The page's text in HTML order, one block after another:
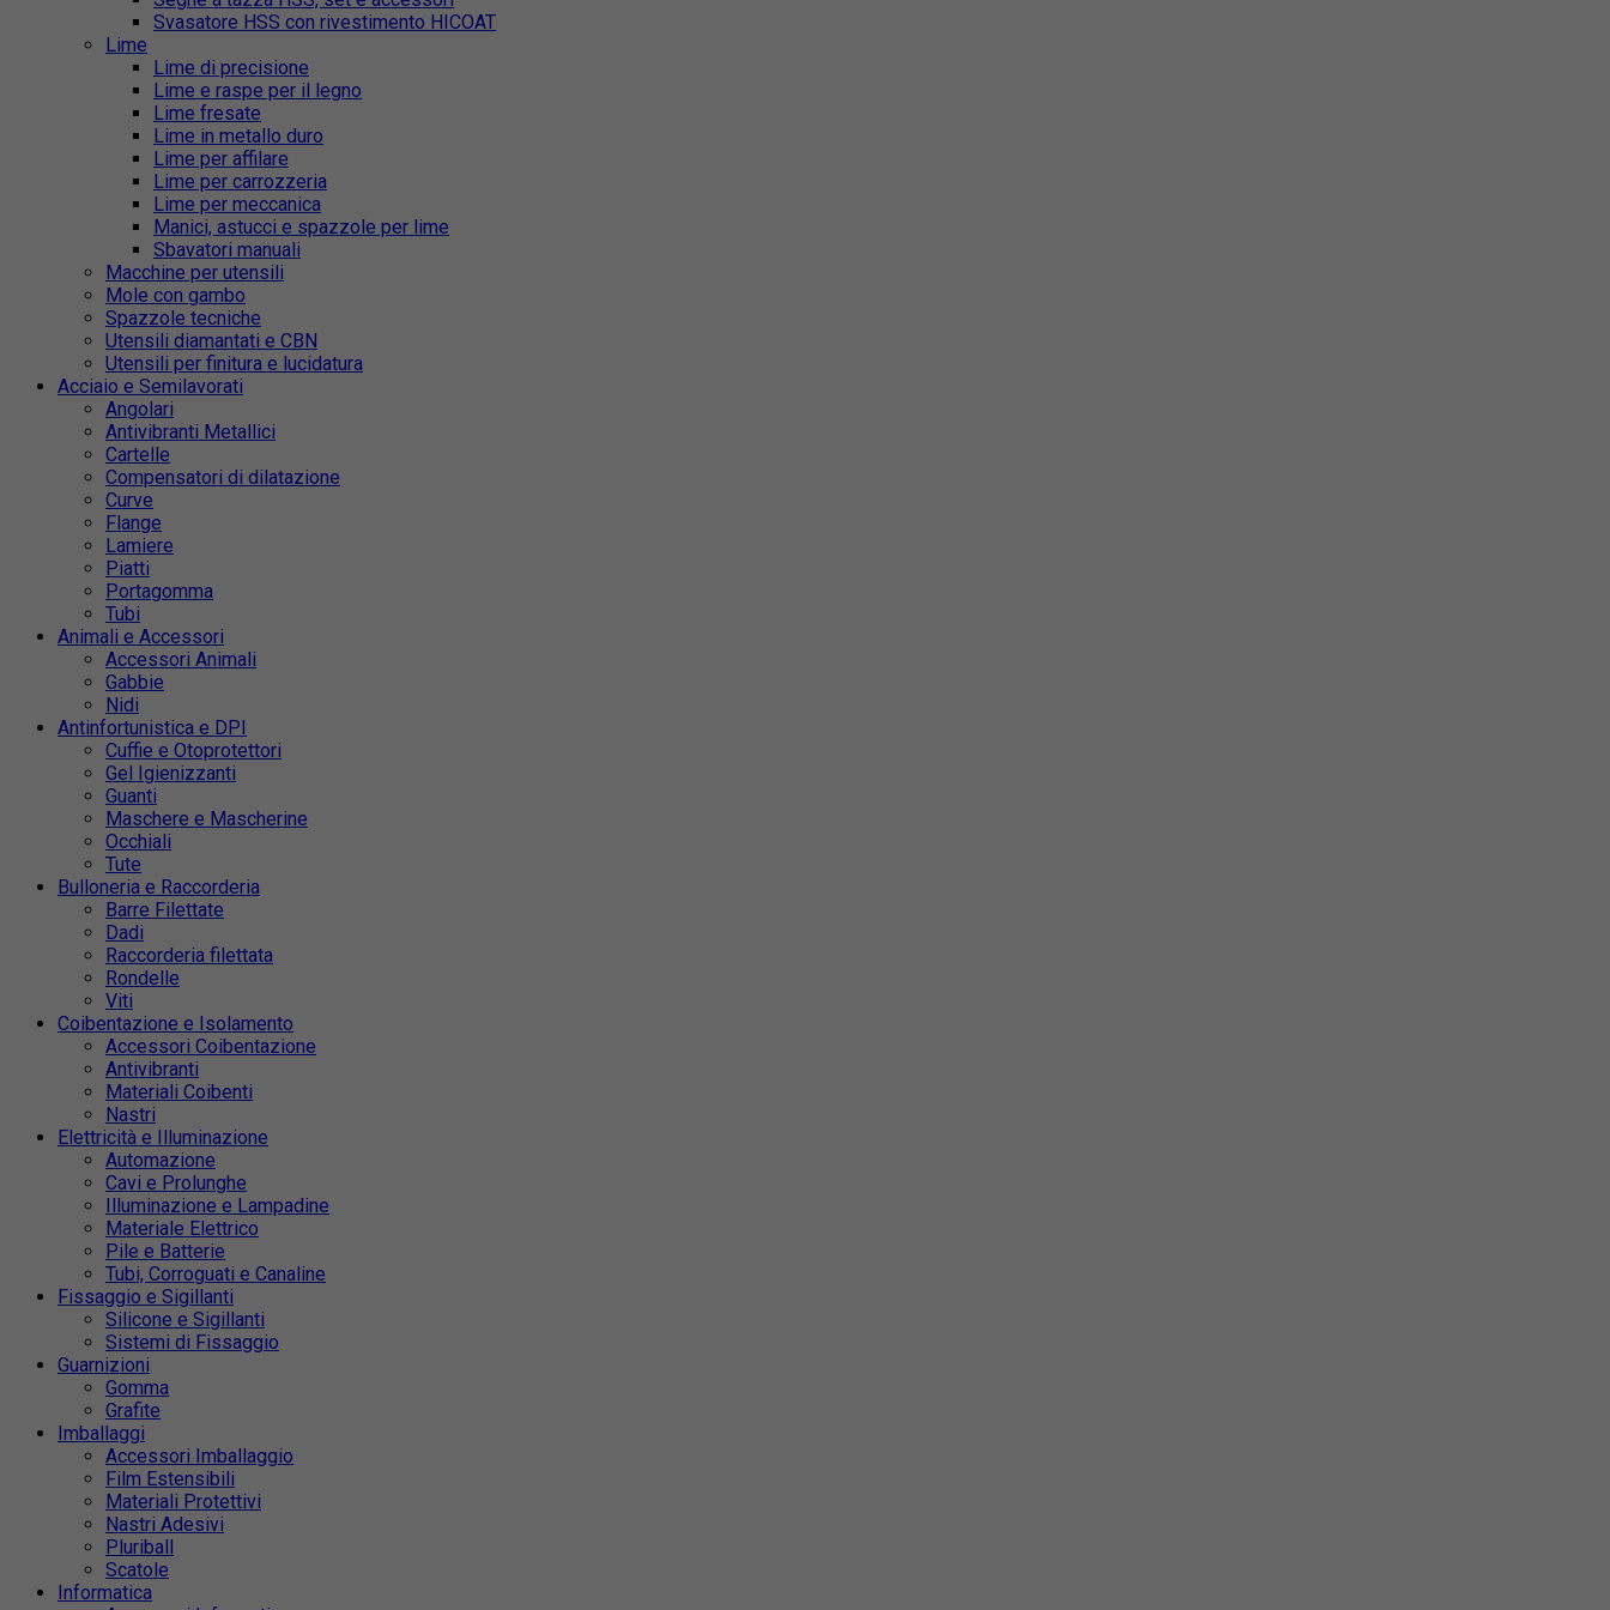
Svasatore HSS con rivestimento HICOAT
Lime
Lime di precisione
Lime e raspe per il legno
Lime fresate
Lime in metallo duro
Lime per affilare
Lime per carrozzeria
Lime per meccanica
Manici, astucci e spazzole per lime
Sbavatori manuali
Macchine per utensili
Mole con gambo
Spazzole tecniche
Utensili diamantati e CBN
Utensili per finitura e lucidatura
Acciaio e Semilavorati
Angolari
Antivibranti Metallici
Cartelle
Compensatori di dilatazione
Curve
Flange
Lamiere
Piatti
Portagomma
Tubi
Animali e Accessori
Accessori Animali
Gabbie
Nidi
Antinfortunistica e DPI
Cuffie e Otoprotettori
Gel Igienizzanti
Guanti
Maschere e Mascherine
Occhiali
Tute
Bulloneria e Raccorderia
Barre Filettate
Dadi
Raccorderia filettata
Rondelle
Viti
Coibentazione e Isolamento
Accessori Coibentazione
Antivibranti
Materiali Coibenti
Nastri
Elettricità e Illuminazione
Automazione
Cavi e Prolunghe
Illuminazione e Lampadine
Materiale Elettrico
Pile e Batterie
Tubi, Corroguati e Canaline
Fissaggio e Sigillanti
Silicone e Sigillanti
Sistemi di Fissaggio
Guarnizioni
Gomma
Grafite
Imballaggi
Accessori Imballaggio
Film Estensibili
Materiali Protettivi
Nastri Adesivi
Pluriball
Scatole
Informatica